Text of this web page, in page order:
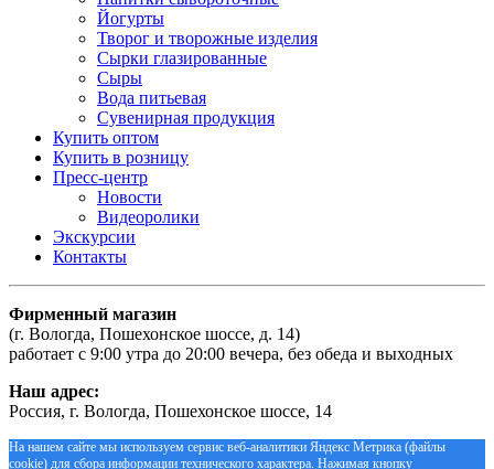
Йогурты
Творог и творожные изделия
Сырки глазированные
Сыры
Вода питьевая
Сувенирная продукция
Купить оптом
Купить в розницу
Пресс-центр
Новости
Видеоролики
Экскурсии
Контакты
Фирменный магазин
(г. Вологда, Пошехонское шоссе, д. 14)
работает с 9:00 утра до 20:00 вечера, без обеда и выходных
Наш адрес:
Россия, г. Вологда, Пошехонское шоссе, 14
На нашем сайте мы используем сервис веб-аналитики Яндекс Метрика (файлы
cookie) для сбора информации технического характера. Нажимая кнопку